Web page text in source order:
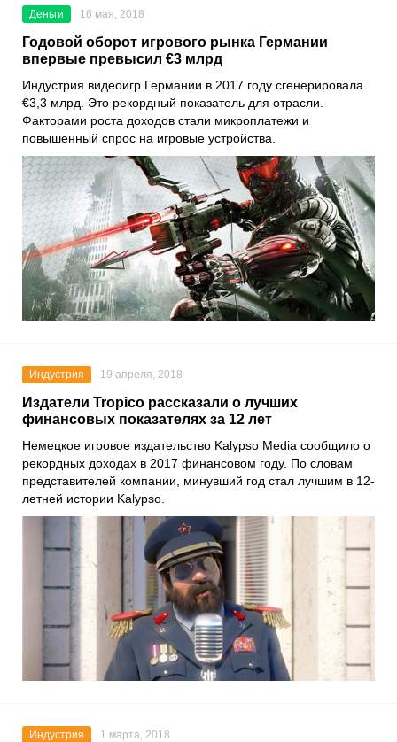
Деньги 16 мая, 2018
Годовой оборот игрового рынка Германии
впервые превысил €3 млрд
Индустрия видеоигр Германии в 2017 году сгенерировала
€3,3 млрд. Это рекордный показатель для отрасли.
Факторами роста доходов стали микроплатежи и
повышенный спрос на игровые устройства.
Индустрия 19 апреля, 2018
Издатели Tropico рассказали о лучших
финансовых показателях за 12 лет
Немецкое игровое издательство Kalypso Media сообщило о
рекордных доходах в 2017 финансовом году. По словам
представителей компании, минувший год стал лучшим в 12-
летней истории Kalypso.
Индустрия 1 марта, 2018